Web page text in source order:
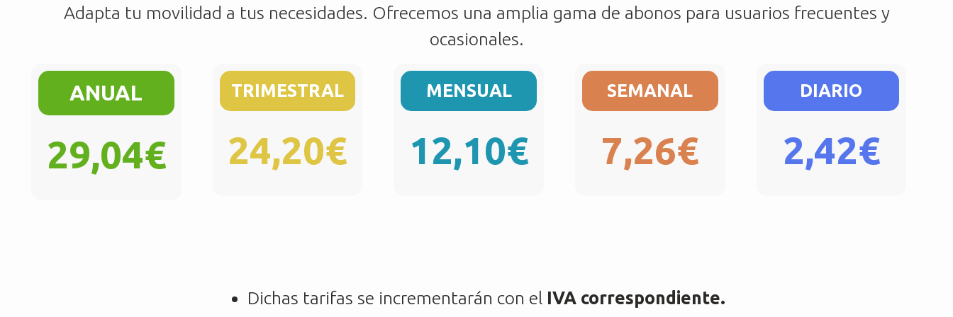
Adapta tu movilidad a tus necesidades. Ofrecemos una amplia gama de abonos para usuarios frecuentes y
ocasionales.
ANUAL
29,04€
TRIMESTRAL
24,20€
MENSUAL
12,10€
SEMANAL
7,26€
DIARIO
2,42€
Dichas tarifas se incrementarán con el IVA correspondiente.